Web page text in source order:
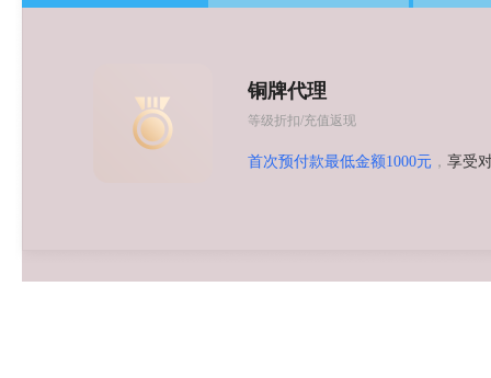
铜牌代理
等级折扣/充值返现
首次预付款最低金额1000元 ， 享受